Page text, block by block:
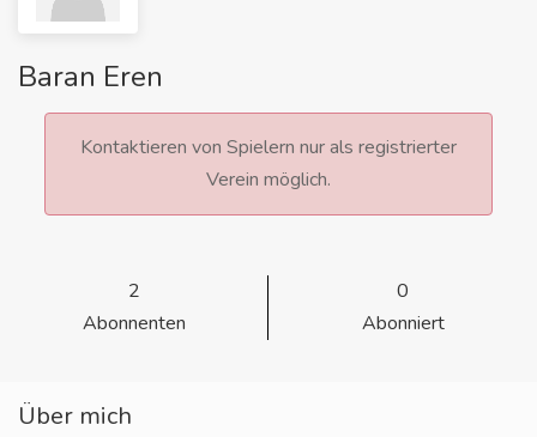
Baran Eren
Kontaktieren von Spielern nur als registrierter
Verein möglich.
2
Abonnenten
0
Abonniert
Über mich